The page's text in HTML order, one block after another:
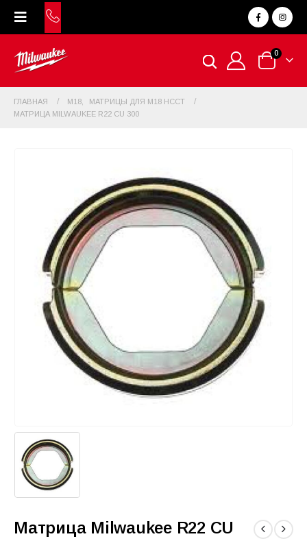
0
ГЛАВНАЯ M18
МАТРИЦЫ ДЛЯ M18 HCCT
МАТРИЦА MILWAUKEE R22 CU 300
Матрица Milwaukee R22 CU